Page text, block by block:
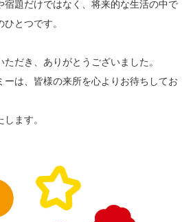
宿題だけではなく、将来的な生活の中で
とつです。
だき、ありがとうございました。
ーは、皆様の来所を心よりお待ちしてお
ます。